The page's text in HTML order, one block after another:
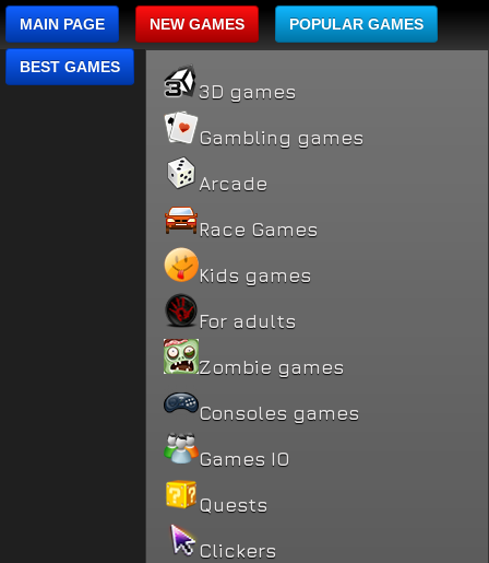
MAIN PAGE NEW GAMES POPULAR GAMES
BEST GAMES
3D games
Gambling games
Arcade
Race Games
Kids games
For adults
Zombie games
Consoles games
Games IO
Quests
Clickers